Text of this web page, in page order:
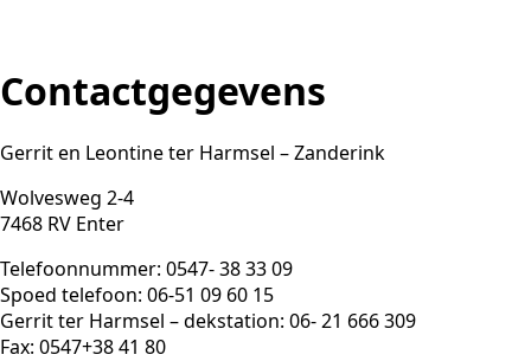
Contactgegevens
Gerrit en Leontine ter Harmsel – Zanderink
Wolvesweg 2-4
7468 RV Enter
Telefoonnummer: 0547- 38 33 09
Spoed telefoon: 06-51 09 60 15
Gerrit ter Harmsel – dekstation: 06- 21 666 309
Fax: 0547+38 41 80